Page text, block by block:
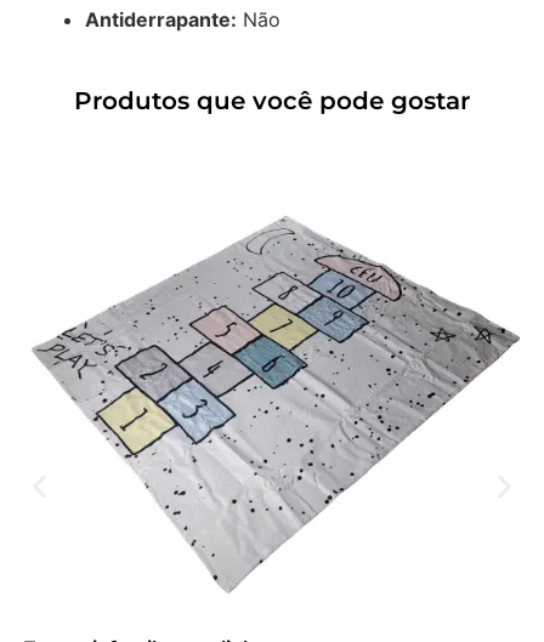
Antiderrapante: Não
Produtos que você pode gostar